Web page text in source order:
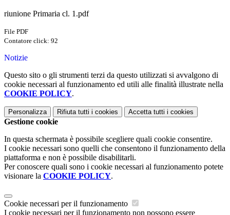
riunione Primaria cl. 1.pdf
File PDF
Contatore click: 92
Notizie
Questo sito o gli strumenti terzi da questo utilizzati si avvalgono di
cookie necessari al funzionamento ed utili alle finalità illustrate nella
COOKIE POLICY.
Personalizza Rifiuta tutti i cookies Accetta tutti i cookies
Gestione cookie
In questa schermata è possibile scegliere quali cookie consentire.
I cookie necessari sono quelli che consentono il funzionamento della
piattaforma e non è possibile disabilitarli.
Per conoscere quali sono i cookie necessari al funzionamento potete
visionare la COOKIE POLICY.
Cookie necessari per il funzionamento
I cookie necessari per il funzionamento non possono essere